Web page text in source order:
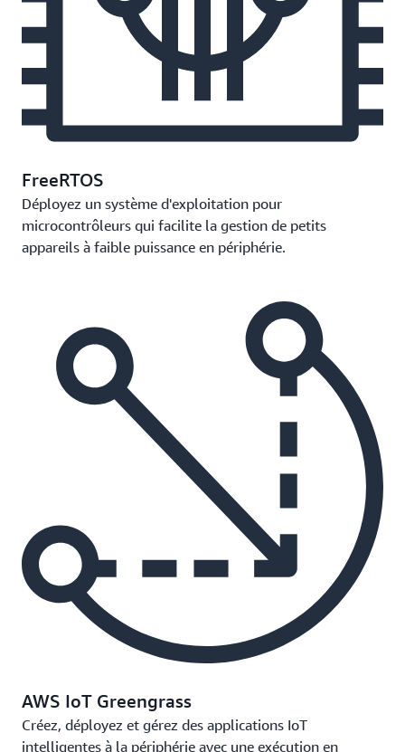
FreeRTOS
Déployez un système d'exploitation pour
microcontrôleurs qui facilite la gestion de petits
appareils à faible puissance en périphérie.
AWS IoT Greengrass
Créez, déployez et gérez des applications IoT
intelligentes à la périphérie avec une exécution en